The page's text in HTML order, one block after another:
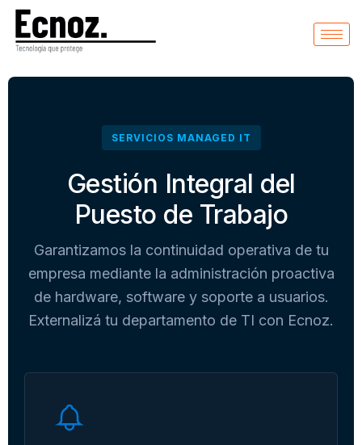
SERVICIOS MANAGED IT
Gestión Integral del
Puesto de Trabajo
Garantizamos la continuidad operativa de tu
empresa mediante la administración proactiva
de hardware, software y soporte a usuarios.
Externalizá tu departamento de TI con Ecnoz.